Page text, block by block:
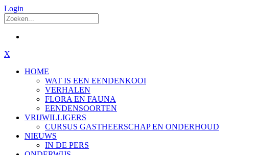
Login
X
HOME
WAT IS EEN EENDENKOOI
VERHALEN
FLORA EN FAUNA
EENDENSOORTEN
VRIJWILLIGERS
CURSUS GASTHEERSCHAP EN ONDERHOUD
NIEUWS
IN DE PERS